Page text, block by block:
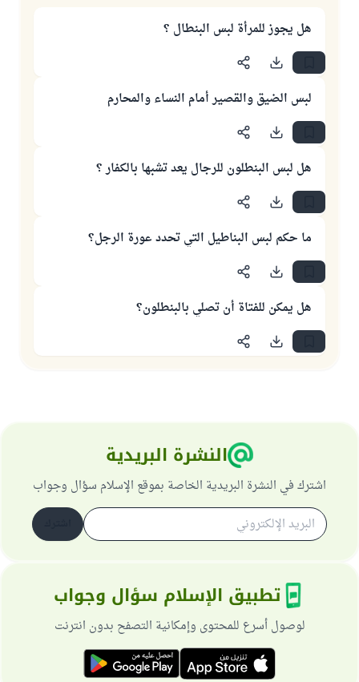
هل يجوز للمرأة لبس البنطال ؟
لبس الضيق والقصير أمام النساء والمحارم
هل لبس البنطلون للرجال يعد تشبها بالكفار ؟
ما حكم لبس البناطيل التي تحدد عورة الرجل؟
هل يمكن للفتاة أن تصلي بالبنطلون؟
النشرة البريدية
اشترك في النشرة البريدية الخاصة بموقع الإسلام سؤال وجواب
اشترك
تطبيق الإسلام سؤال وجواب
لوصول أسرع للمحتوى وإمكانية التصفح بدون انترنت